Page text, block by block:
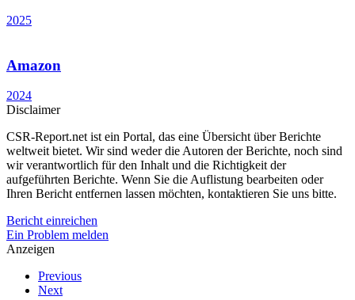
2025
Amazon
2024
Disclaimer
CSR-Report.net ist ein Portal, das eine Übersicht über Berichte
weltweit bietet. Wir sind weder die Autoren der Berichte, noch sind
wir verantwortlich für den Inhalt und die Richtigkeit der
aufgeführten Berichte. Wenn Sie die Auflistung bearbeiten oder
Ihren Bericht entfernen lassen möchten, kontaktieren Sie uns bitte.
Bericht einreichen
Ein Problem melden
Anzeigen
Previous
Next